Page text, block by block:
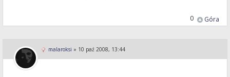
Góra
0
malaroksi » 10 paź 2008, 13:44